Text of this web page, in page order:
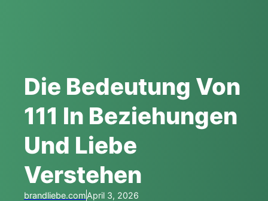
Die Bedeutung Von
111 In Beziehungen
Und Liebe
Verstehen
brandliebe.comApril 3, 2026